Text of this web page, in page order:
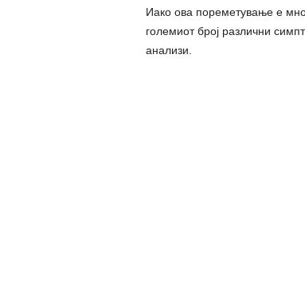
Иако ова пореметување е
големиот број различни
анализи.